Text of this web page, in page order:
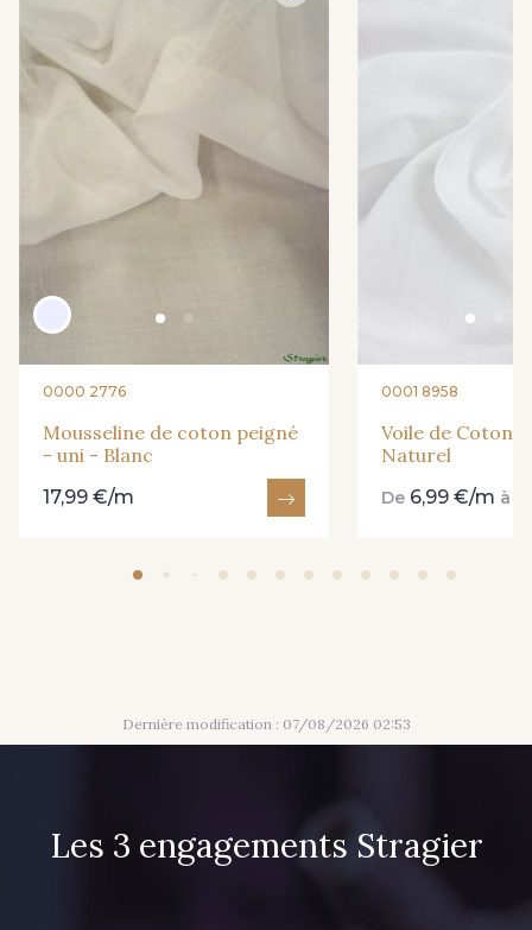
0000 2776
Mousseline de coton peigné
- uni - Blanc
17,99 €/m
0001 8958
Voile de Coton
Naturel
De 6,99 €/m à
Dernière modification : 07/08/2026 02:53
Les 3 engagements Stragier